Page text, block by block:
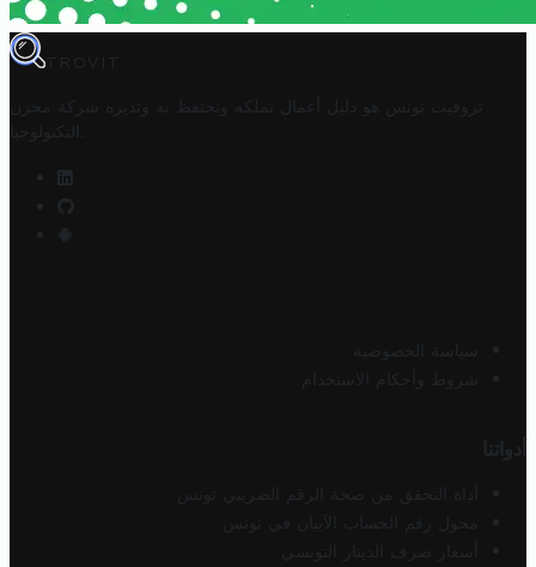
TROVIT
تروفيت تونس هو دليل أعمال تملكه وتحتفظ به وتديره
شركة مخزن
التكنولوجيا
سياسة الخصوصية
شروط وأحكام الاستخدام
أدواتنا
أداة التحقق من صحة الرقم الضريبي تونس
محول رقم الحساب الآيبان في تونس
أسعار صرف الدينار التونسي